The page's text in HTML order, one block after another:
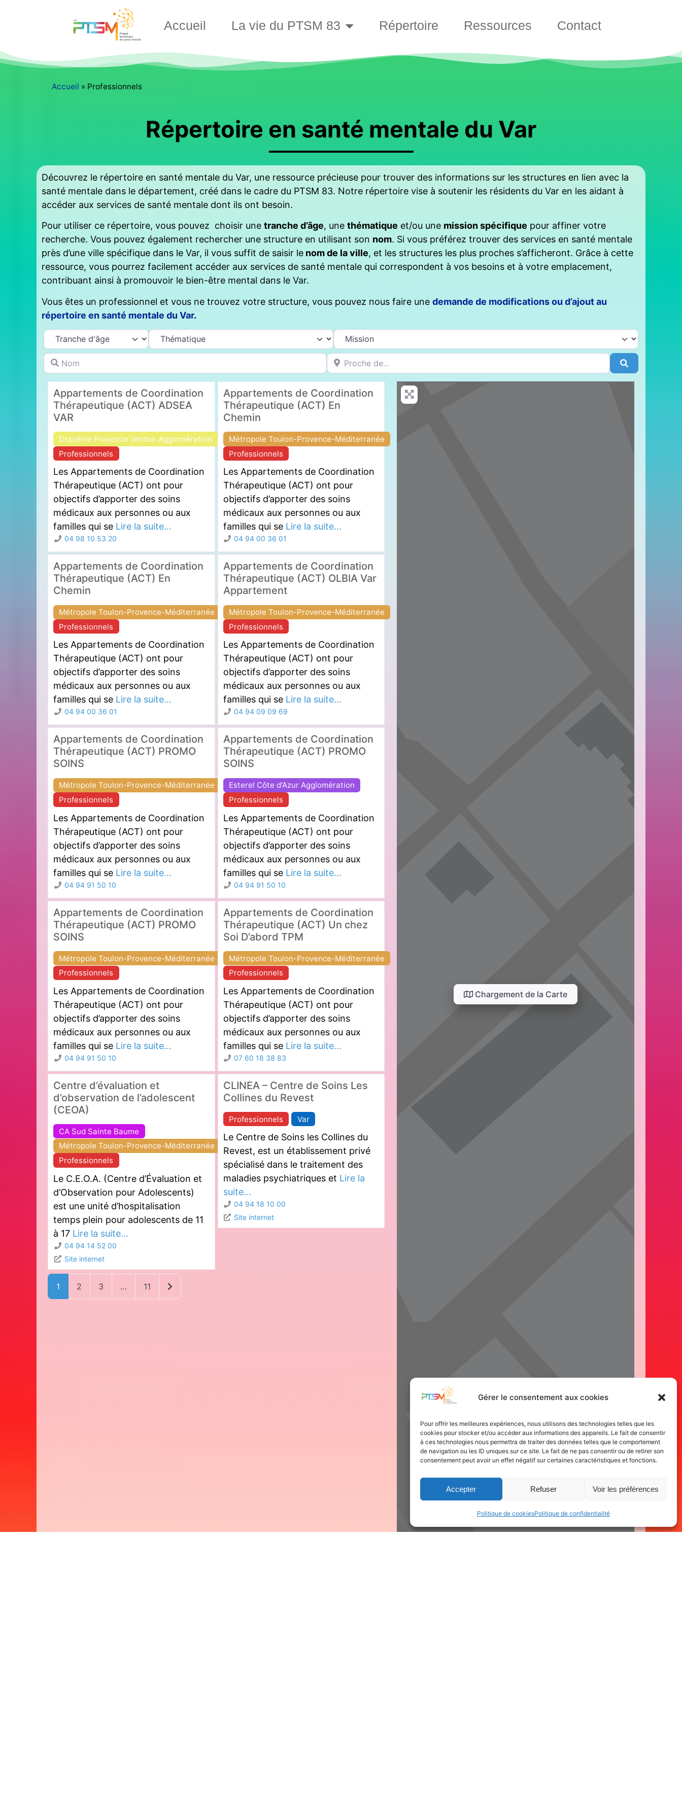
Gérer le consentement aux cookies
Pour offrir les meilleures expériences, nous utilisons des technologies telles que les
cookies pour stocker et/ou accéder aux informations des appareils. Le fait de consentir
à ces technologies nous permettra de traiter des données telles que le comportement
de navigation ou les ID uniques sur ce site. Le fait de ne pas consentir ou de retirer son
consentement peut avoir un effet négatif sur certaines caractéristiques et fonctions.
Accepter Refuser Voir les préférences
Politique de cookiesPolitique de confidentialité
Accueil La vie du PTSM 83 Répertoire Ressources Contact
Accueil » Professionnels
Répertoire en santé mentale du Var
Découvrez le répertoire en santé mentale du Var, une ressource précieuse pour trouver des informations sur les structures en lien avec la
santé mentale dans le département, créé dans le cadre du PTSM 83. Notre répertoire vise à soutenir les résidents du Var en les aidant à
accéder aux services de santé mentale dont ils ont besoin.
Pour utiliser ce répertoire, vous pouvez choisir une tranche d’âge, une thématique et/ou une mission spécifique pour affiner votre
recherche. Vous pouvez également rechercher une structure en utilisant son nom. Si vous préférez trouver des services en santé mentale
près d’une ville spécifique dans le Var, il vous suffit de saisir le nom de la ville, et les structures les plus proches s’afficheront. Grâce à cette
ressource, vous pourrez facilement accéder aux services de santé mentale qui correspondent à vos besoins et à votre emplacement,
contribuant ainsi à promouvoir le bien-être mental dans le Var.
Vous êtes un professionnel et vous ne trouvez votre structure, vous pouvez nous faire une demande de modifications ou d’ajout au
répertoire en santé mentale du Var.
Nom Proche de...
Appartements de Coordination
Thérapeutique (ACT) ADSEA
VAR
Dracénie Provence Verdon Agglomération
Professionnels
Les Appartements de Coordination
Thérapeutique (ACT) ont pour
objectifs d’apporter des soins
médicaux aux personnes ou aux
familles qui se Lire la suite…
04 98 10 53 20
Appartements de Coordination
Thérapeutique (ACT) En
Chemin
Métropole Toulon-Provence-Méditerranée
Professionnels
Les Appartements de Coordination
Thérapeutique (ACT) ont pour
objectifs d’apporter des soins
médicaux aux personnes ou aux
familles qui se Lire la suite…
04 94 00 36 01
Appartements de Coordination
Thérapeutique (ACT) En
Chemin
Métropole Toulon-Provence-Méditerranée
Professionnels
Les Appartements de Coordination
Thérapeutique (ACT) ont pour
objectifs d’apporter des soins
médicaux aux personnes ou aux
familles qui se Lire la suite…
04 94 00 36 01
Appartements de Coordination
Thérapeutique (ACT) OLBIA Var
Appartement
Métropole Toulon-Provence-Méditerranée
Professionnels
Les Appartements de Coordination
Thérapeutique (ACT) ont pour
objectifs d’apporter des soins
médicaux aux personnes ou aux
familles qui se Lire la suite…
04 94 09 09 69
Appartements de Coordination
Thérapeutique (ACT) PROMO
SOINS
Métropole Toulon-Provence-Méditerranée
Professionnels
Les Appartements de Coordination
Thérapeutique (ACT) ont pour
objectifs d’apporter des soins
médicaux aux personnes ou aux
familles qui se Lire la suite…
04 94 91 50 10
Appartements de Coordination
Thérapeutique (ACT) PROMO
SOINS
Esterel Côte d'Azur Agglomération
Professionnels
Les Appartements de Coordination
Thérapeutique (ACT) ont pour
objectifs d’apporter des soins
médicaux aux personnes ou aux
familles qui se Lire la suite…
04 94 91 50 10
Appartements de Coordination
Thérapeutique (ACT) PROMO
SOINS
Métropole Toulon-Provence-Méditerranée
Professionnels
Les Appartements de Coordination
Thérapeutique (ACT) ont pour
objectifs d’apporter des soins
médicaux aux personnes ou aux
familles qui se Lire la suite…
04 94 91 50 10
Appartements de Coordination
Thérapeutique (ACT) Un chez
Soi D’abord TPM
Métropole Toulon-Provence-Méditerranée
Professionnels
Les Appartements de Coordination
Thérapeutique (ACT) ont pour
objectifs d’apporter des soins
médicaux aux personnes ou aux
familles qui se Lire la suite…
07 60 18 38 83
Centre d’évaluation et
d’observation de l’adolescent
(CEOA)
CA Sud Sainte Baume
Métropole Toulon-Provence-Méditerranée
Professionnels
Le C.E.O.A. (Centre d’Évaluation et
d’Observation pour Adolescents)
est une unité d’hospitalisation
temps plein pour adolescents de 11
à 17 Lire la suite…
04 94 14 52 00
Site internet
CLINEA – Centre de Soins Les
Collines du Revest
Professionnels Var
Le Centre de Soins les Collines du
Revest, est un établissement privé
spécialisé dans le traitement des
maladies psychiatriques et Lire la
suite…
04 94 18 10 00
Site internet
1 2 3 … 11 Older posts
Chargement de la Carte